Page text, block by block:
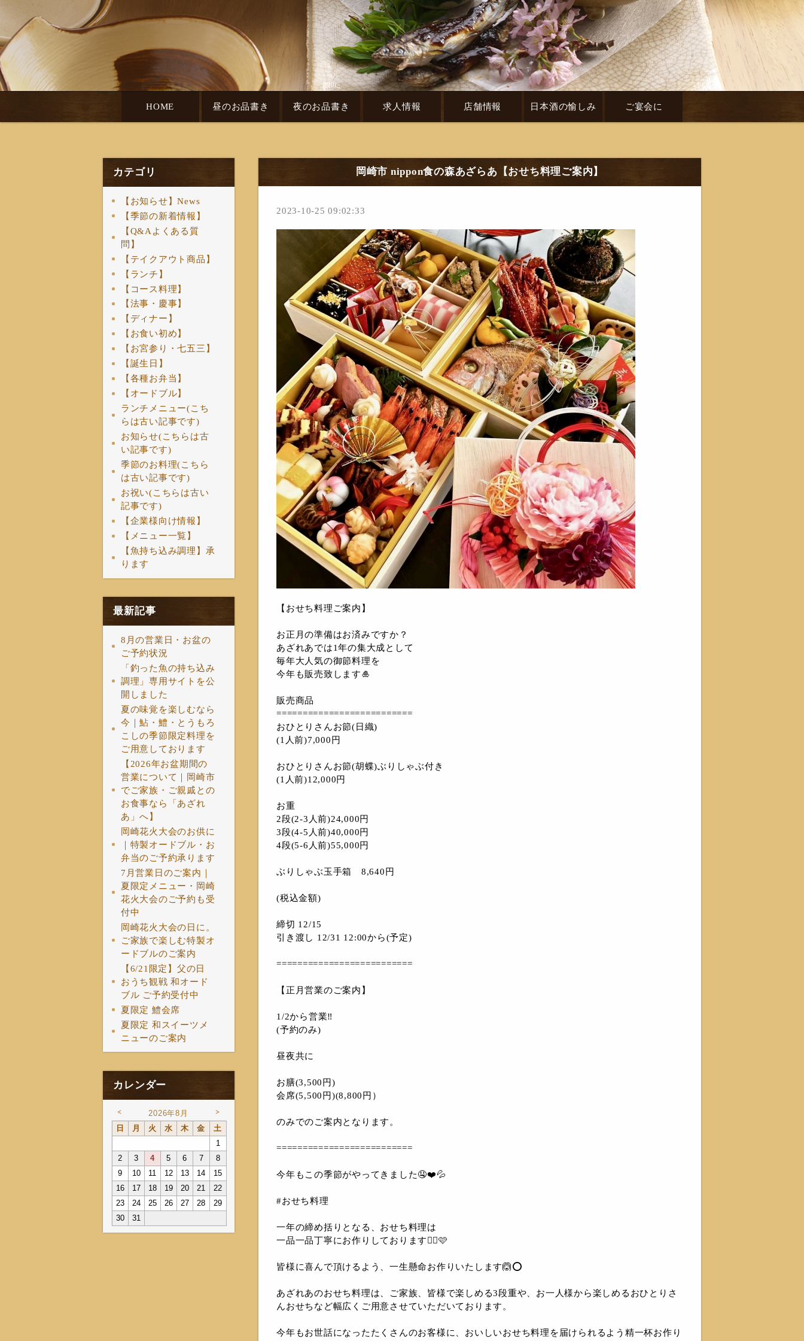
HOME 昼のお品書き 夜のお品書き 求人情報 店舗情報 日本酒の愉しみ ご宴会に
カテゴリ
【お知らせ】News
【季節の新着情報】
【Q&Aよくある質
問】
【テイクアウト商品】
【ランチ】
【コース料理】
【法事・慶事】
【ディナー】
【お食い初め】
【お宮参り・七五三】
【誕生日】
【各種お弁当】
【オードブル】
ランチメニュー(こち
らは古い記事です)
お知らせ(こちらは古
い記事です)
季節のお料理(こちら
は古い記事です)
お祝い(こちらは古い
記事です)
【企業様向け情報】
【メニュー一覧】
【魚持ち込み調理】承
ります
最新記事
8月の営業日・お盆の
ご予約状況
「釣った魚の持ち込み
調理」専用サイトを公
開しました
夏の味覚を楽しむなら
今｜鮎・鱧・とうもろ
こしの季節限定料理を
ご用意しております
【2026年お盆期間の
営業について｜岡崎市
でご家族・ご親戚との
お食事なら「あざれ
あ」へ】
岡崎花火大会のお供に
｜特製オードブル・お
弁当のご予約承ります
7月営業日のご案内｜
夏限定メニュー・岡崎
花火大会のご予約も受
付中
岡崎花火大会の日に。
ご家族で楽しむ特製オ
ードブルのご案内
【6/21限定】父の日
おうち観戦 和オード
ブル ご予約受付中
夏限定 鱧会席
夏限定 和スイーツメ
ニューのご案内
カレンダー
< 2026年8月 >
日 月 火 水 木 金
土
1
2
3 4 5 6 7
8
9
10 11 12 13 14
15
16
17 18 19 20 21
22
23
24 25 26 27 28
29
30
31
岡崎市 nippon食の森あざらあ【おせち料理ご案内】
2023-10-25 09:02:33
【おせち料理ご案内】
お正月の準備はお済みですか？
あざれあでは1年の集大成として
毎年大人気の御節料理を
今年も販売致します🎍
販売商品
==========================
おひとりさんお節(日織)
(1人前)7,000円
おひとりさんお節(胡蝶)ぶりしゃぶ付き
(1人前)12,000円
お重
2段(2-3人前)24,000円
3段(4-5人前)40,000円
4段(5-6人前)55,000円
ぶりしゃぶ玉手箱 8,640円
(税込金額)
締切 12/15
引き渡し 12/31 12:00から(予定)
==========================
【正月営業のご案内】
1/2から営業‼️
(予約のみ)
昼夜共に
お膳(3,500円)
会席(5,500円)(8,800円）
のみでのご案内となります。
==========================
今年もこの季節がやってきました🤤❤️💦
#おせち料理
一年の締め括りとなる、おせち料理は
一品一品丁寧にお作りしております😮‍💨🩷
皆様に喜んで頂けるよう、一生懸命お作りいたします🙆⭕️
あざれあのおせち料理は、ご家族、皆様で楽しめる3段重や、お一人様から楽しめるおひとりさ
んおせちなど幅広くご用意させていただいております。
今年もお世話になったたくさんのお客様に、おいしいおせち料理を届けられるよう精一杯お作り